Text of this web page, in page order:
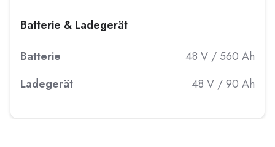
Batterie & Ladegerät
Batterie
48 V / 560 Ah
Ladegerät
48 V / 90 Ah